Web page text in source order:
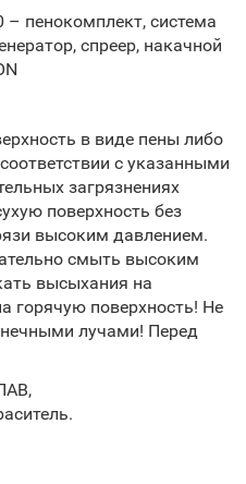
– пенокомплект, система
спреер, накачной
в виде пены либо
с указанными
загрязнениях
поверхность без
высоким давлением.
смыть высоким
высыхания на
горячую поверхность! Не
лучами! Перед